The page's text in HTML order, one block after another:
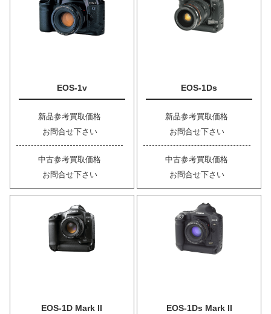
EOS-1v
新品参考買取価格
お問合せ下さい
中古参考買取価格
お問合せ下さい
EOS-1Ds
新品参考買取価格
お問合せ下さい
中古参考買取価格
お問合せ下さい
EOS-1D Mark II EOS-1Ds Mark II